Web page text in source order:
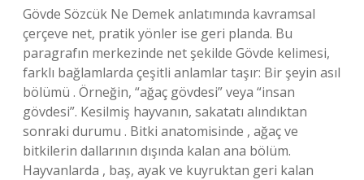
Gövde Sözcük Ne Demek anlatımında kavramsal
çerçeve net, pratik yönler ise geri planda. Bu
paragrafın merkezinde net şekilde Gövde kelimesi,
farklı bağlamlarda çeşitli anlamlar taşır: Bir şeyin asıl
bölümü . Örneğin, “ağaç gövdesi” veya “insan
gövdesi”. Kesilmiş hayvanın, sakatatı alındıktan
sonraki durumu . Bitki anatomisinde , ağaç ve
bitkilerin dallarının dışında kalan ana bölüm.
Hayvanlarda , baş, ayak ve kuyruktan geri kalan